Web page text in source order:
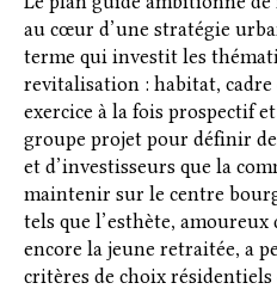
au cœur d’une stratégie
terme qui investit les
revitalisation : habitat,
exercice à la fois prospectif
groupe projet pour définir
et d’investisseurs que la
maintenir sur le centre
tels que l’esthète, amoureux
encore la jeune retraitée, a
critères de choix